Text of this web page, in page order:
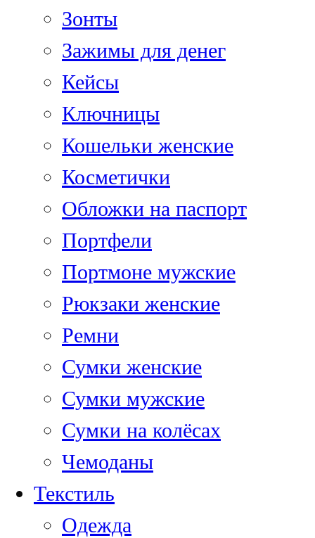
Зонты
Зажимы для денег
Кейсы
Ключницы
Кошельки женские
Косметички
Обложки на паспорт
Портфели
Портмоне мужские
Рюкзаки женские
Ремни
Сумки женские
Сумки мужские
Сумки на колёсах
Чемоданы
Текстиль
Одежда